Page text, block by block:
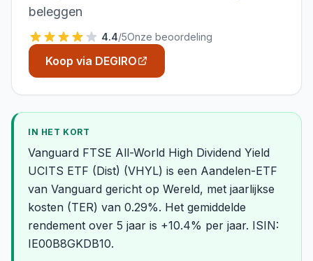
beleggen
4.4/5Onze beoordeling
Koop via DEGIRO
IN HET KORT
Vanguard FTSE All-World High Dividend Yield
UCITS ETF (Dist) (VHYL) is een Aandelen-ETF
van Vanguard gericht op Wereld, met jaarlijkse
kosten (TER) van 0.29%. Het gemiddelde
rendement over 5 jaar is +10.4% per jaar. ISIN:
IE00B8GKDB10.